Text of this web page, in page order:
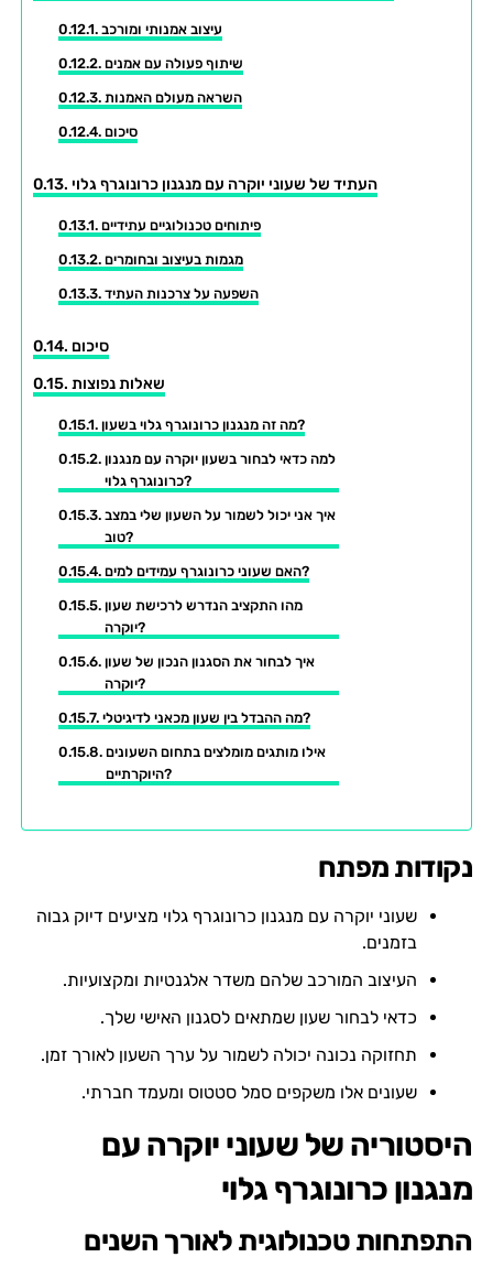
עיצוב אמנותי ומורכב
שיתוף פעולה עם אמנים
השראה מעולם האמנות
סיכום
העתיד של שעוני יוקרה עם מנגנון כרונוגרף גלוי
פיתוחים טכנולוגיים עתידיים
מגמות בעיצוב ובחומרים
השפעה על צרכנות העתיד
סיכום
שאלות נפוצות
מה זה מנגנון כרונוגרף גלוי בשעון?
למה כדאי לבחור בשעון יוקרה עם מנגנון
כרונוגרף גלוי?
איך אני יכול לשמור על השעון שלי במצב
טוב?
האם שעוני כרונוגרף עמידים למים?
מהו התקציב הנדרש לרכישת שעון
יוקרה?
איך לבחור את הסגנון הנכון של שעון
יוקרה?
מה ההבדל בין שעון מכאני לדיגיטלי?
אילו מותגים מומלצים בתחום השעונים
היוקרתיים?
נקודות מפתח
שעוני יוקרה עם מנגנון כרונוגרף גלוי מציעים דיוק גבוה
בזמנים.
העיצוב המורכב שלהם משדר אלגנטיות ומקצועיות.
כדאי לבחור שעון שמתאים לסגנון האישי שלך.
תחזוקה נכונה יכולה לשמור על ערך השעון לאורך זמן.
שעונים אלו משקפים סמל סטטוס ומעמד חברתי.
היסטוריה של שעוני יוקרה עם
מנגנון כרונוגרף גלוי
התפתחות טכנולוגית לאורך השנים